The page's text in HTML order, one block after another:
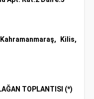
Kilis,
TOPLANTISI (*)